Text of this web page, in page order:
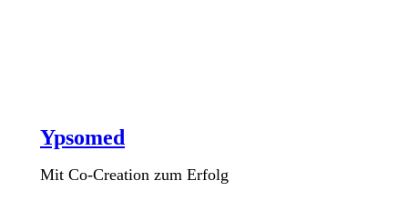
Ypsomed
Mit Co-Creation zum Erfolg